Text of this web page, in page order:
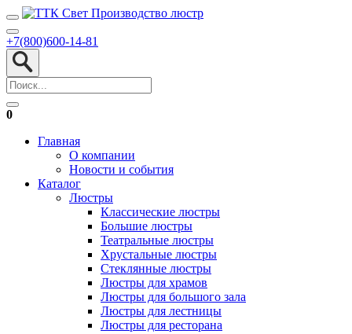
+7(800)600-14-81
0
Главная
О компании
Новости и события
Каталог
Люстры
Классические люстры
Большие люстры
Театральные люстры
Хрустальные люстры
Стеклянные люстры
Люстры для храмов
Люстры для большого зала
Люстры для лестницы
Люстры для ресторана